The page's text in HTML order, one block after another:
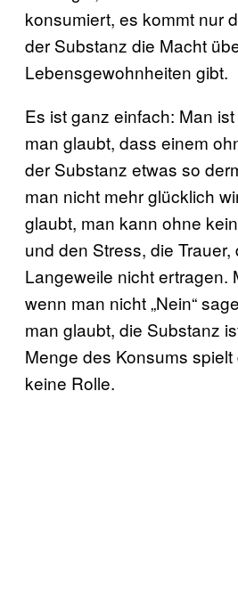
konsumiert, es kommt nur
der Substanz die Macht
Lebensgewohnheiten gibt.
Es ist ganz einfach: Man
man glaubt, dass einem
der Substanz etwas so
man nicht mehr glücklich
glaubt, man kann ohne
und den Stress, die Trauer,
Langeweile nicht ertragen.
wenn man nicht „Nein“
man glaubt, die Substanz
Menge des Konsums
keine Rolle.